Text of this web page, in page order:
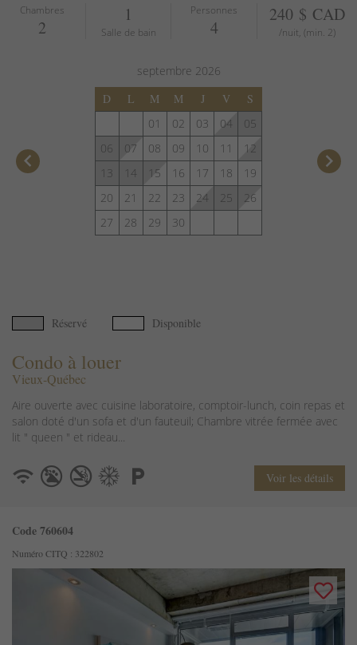
Chambres
2
1
Salle de bain
Personnes
4
240 $ CAD
/nuit, (min. 2)
keyboard_arrow_left
septembre 2026
D
L M M J V
S
01
02 03 04
05
06
07 08 09 10 11
12
13
14 15 16 17 18
19
20
21 22 23 24 25
26
27
28 29 30
keyboard_arrow_right
Réservé Disponible
Condo à louer
Vieux-Québec
Aire ouverte avec cuisine laboratoire, comptoir-lunch, coin repas et
salon doté d'un sofa et d'un fauteuil; Chambre vitrée fermée avec
lit " queen " et rideau...
Voir les détails
Code 760604
Numéro CITQ : 322802